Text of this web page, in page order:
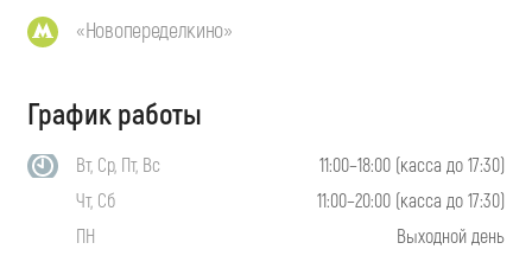
«Новопеределкино»
График работы
Вт, Ср, Пт, Вс
11:00–18:00 (касса до 17:30)
Чт, Сб
11:00–20:00 (касса до 17:30)
ПН
Выходной день